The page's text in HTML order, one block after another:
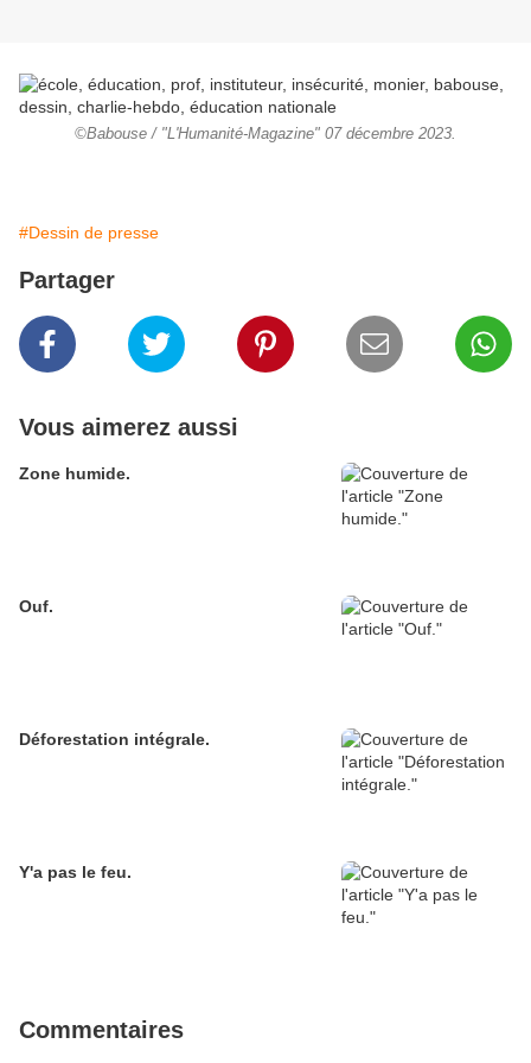
©Babouse / "L'Humanité-Magazine" 07 décembre 2023.
#Dessin de presse
Partager
Vous aimerez aussi
Zone humide.
Ouf.
Déforestation intégrale.
Y'a pas le feu.
Commentaires